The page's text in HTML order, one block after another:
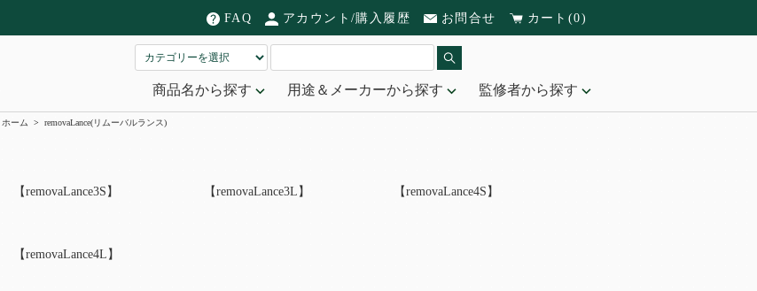
FAQ アカウント/購入履歴 お問合せ カート(0)
商品名から探す 用途＆メーカーから探す 監修者から探す
ホーム > removaLance(リムーバルランス)
【removaLance3S】 【removaLance3L】 【removaLance4S】
【removaLance4L】